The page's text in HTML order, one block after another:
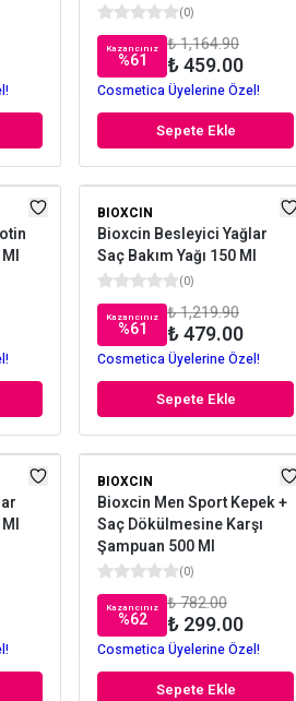
(0)
Kazancınız
%61
₺ 1,164.90
₺ 459.00
Cosmetica Üyelerine Özel!
Sepete Ekle
BIOXCIN
Bioxcin Besleyici Yağlar
Saç Bakım Yağı 150 Ml
(0)
Kazancınız
%61
₺ 1,219.90
₺ 479.00
Cosmetica Üyelerine Özel!
Sepete Ekle
BIOXCIN
Bioxcin Men Sport Kepek +
Saç Dökülmesine Karşı
Şampuan 500 Ml
(0)
Kazancınız
%62
₺ 782.00
₺ 299.00
Cosmetica Üyelerine Özel!
Sepete Ekle